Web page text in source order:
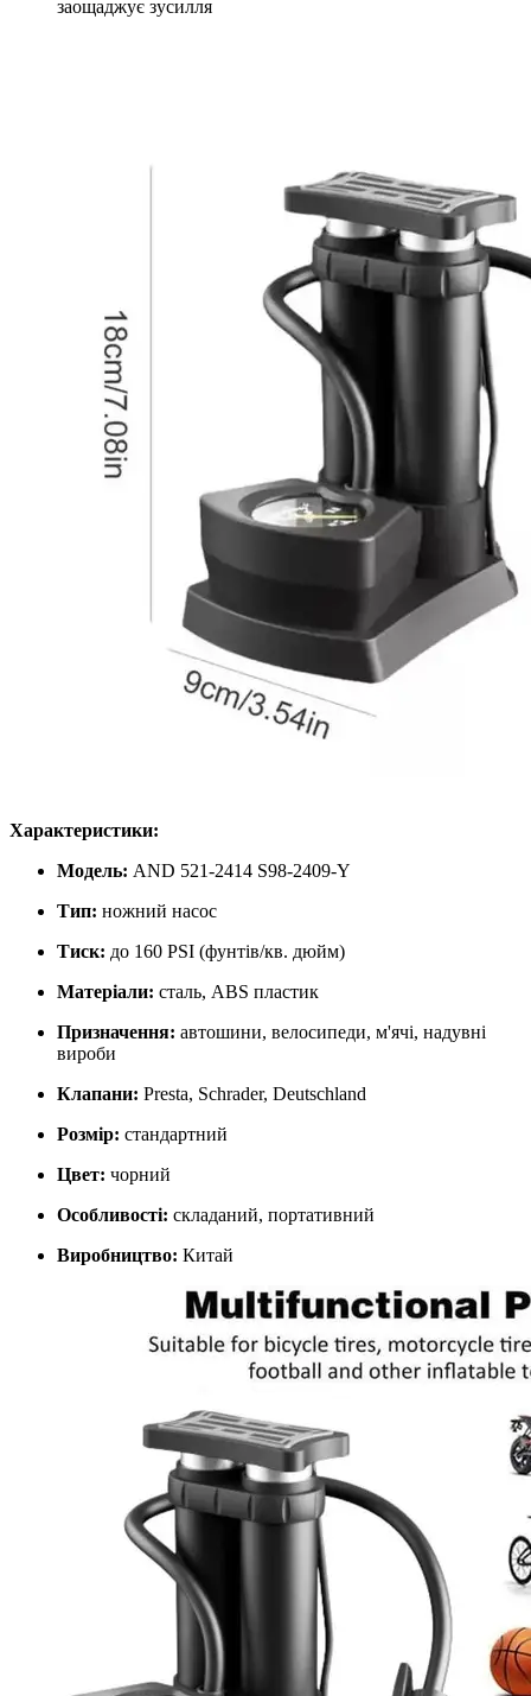
заощаджує зусилля
Характеристики:
Модель: AND 521-2414 S98-2409-Y
Тип: ножний насос
Тиск: до 160 PSI (фунтів/кв. дюйм)
Матеріали: сталь, ABS пластик
Призначення: автошини, велосипеди, м'ячі, надувні
вироби
Клапани: Presta, Schrader, Deutschland
Розмір: стандартний
Цвет: чорний
Особливості: складаний, портативний
Виробництво: Китай